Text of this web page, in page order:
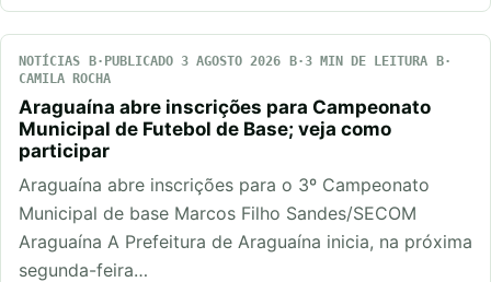
NOTÍCIAS PUBLICADO 3 AGOSTO 2026
3 MIN DE LEITURA
CAMILA ROCHA
Araguaína abre inscrições para Campeonato
Municipal de Futebol de Base; veja como
participar
Araguaína abre inscrições para o 3º Campeonato
Municipal de base Marcos Filho Sandes/SECOM
Araguaína A Prefeitura de Araguaína inicia, na próxima
segunda-feira…